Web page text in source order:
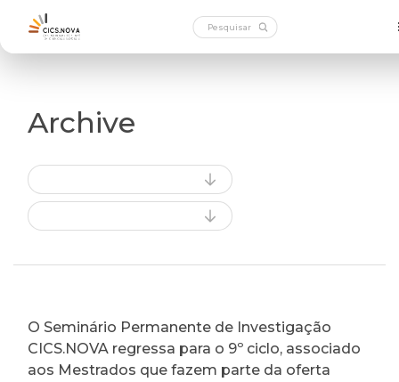
Archive
O Seminário Permanente de Investigação
CICS.NOVA regressa para o 9º ciclo, associado
aos Mestrados que fazem parte da oferta